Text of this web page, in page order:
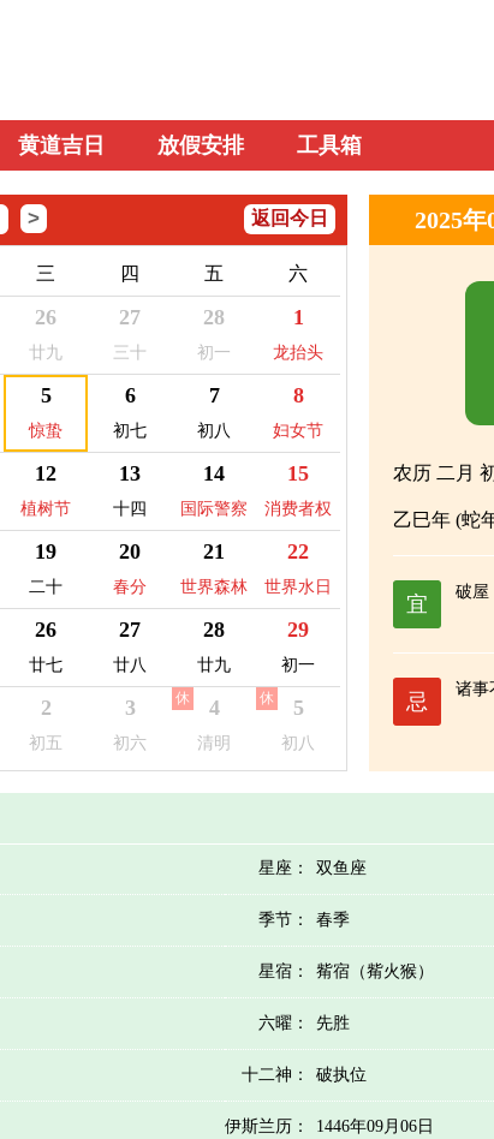
黄道吉日 放假安排 工具箱
> 返回今日
三 四 五 六
26
廿九
27
三十
28
初一
1
龙抬头
5
惊蛰
6
初七
7
初八
8
妇女节
12
植树节
13
十四
14
国际警察
日
15
消费者权
益日
19
二十
20
春分
21
世界森林
日
22
世界水日
26
廿七
27
廿八
28
廿九
29
初一
2
初五
3
初六
4
清明
休 5
初八
休
2025
农历 二月
乙巳年 (蛇
宜
破屋
忌
诸事
星座： 双鱼座
季节： 春季
星宿： 觜宿（觜火猴）
六曜： 先胜
十二神： 破执位
伊斯兰历： 1446年09月06日